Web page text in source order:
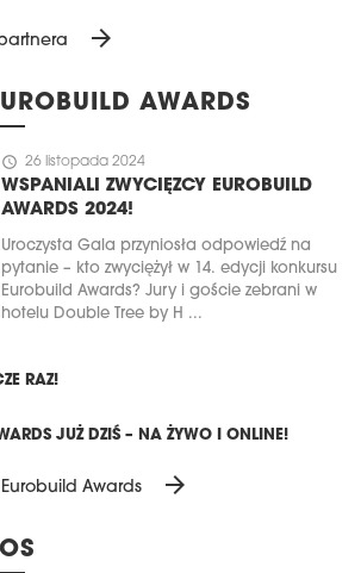
arrow_forward
AWARDS
schedule 26 listopada 2024
WSPANIALI ZWYCIĘZCY EUROBUILD
AWARDS 2024!
Uroczysta Gala przyniosła odpowiedź na
pytanie – kto zwyciężył w 14. edycji konkursu
Eurobuild Awards? Jury i goście zebrani w
hotelu Double Tree by H ...
RAZ!
JUŻ DZIŚ – NA ŻYWO I ONLINE!
Awards arrow_forward